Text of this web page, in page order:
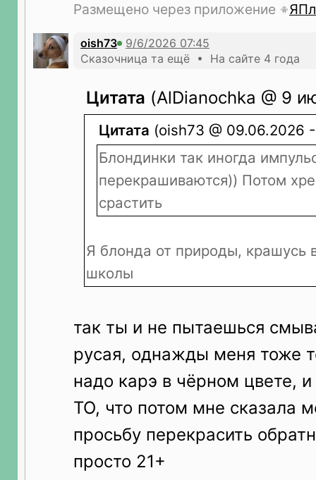
Размещено через приложение
oish73
Сказочница та ещё • На сайте 4 года
Цитата (AlDianochka @ 9
Цитата (oish73 @ 09.06.2026
Блондинки так иногда
перекрашиваются)) Потом
срастить
Я блонда от природы, крашусь
школы
так ты и не пытаешься
русая, однажды меня тоже
надо карэ в чёрном цвете, и
ТО, что потом мне сказала
просьбу перекрасить
просто 21+